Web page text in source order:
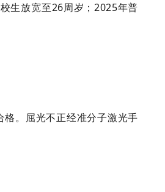
生放宽至26周岁；2025年普
。屈光不正经准分子激光手